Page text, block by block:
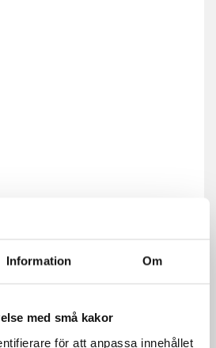
Information Om
med små kakor
för att anpassa innehållet